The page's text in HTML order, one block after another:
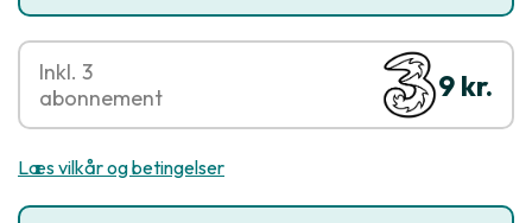
9 kr.
Inkl. 3
abonnement
Læs vilkår og betingelser